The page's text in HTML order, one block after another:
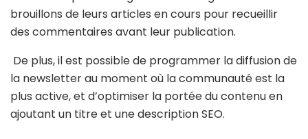
brouillons de leurs articles en cours pour recueillir
des commentaires avant leur publication.
De plus, il est possible de programmer la diffusion de
la newsletter au moment où la communauté est la
plus active, et d’optimiser la portée du contenu en
ajoutant un titre et une description SEO.